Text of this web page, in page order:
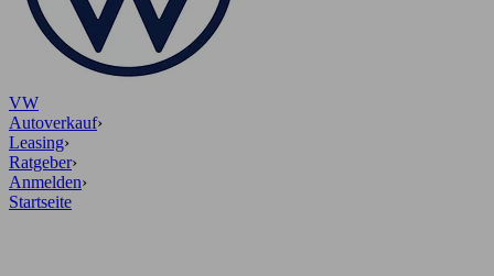
VW
Autoverkauf›
Leasing›
Ratgeber›
Anmelden›
Startseite